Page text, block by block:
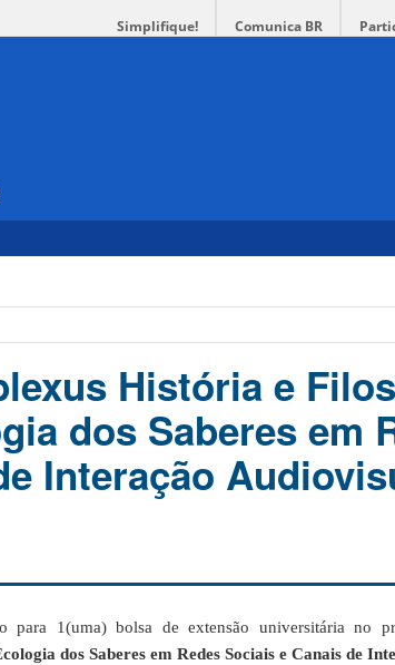
Simplifique! Comunica BR
História e
dos Saberes em
Interação
para 1(uma) bolsa de extensão universitária no
dos Saberes em Redes Sociais e Canais de